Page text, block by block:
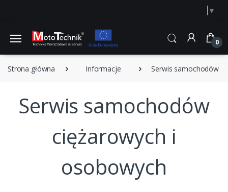
▼
0
Strona główna Informacje Serwis samochodów
Serwis samochodów
ciężarowych i
osobowych